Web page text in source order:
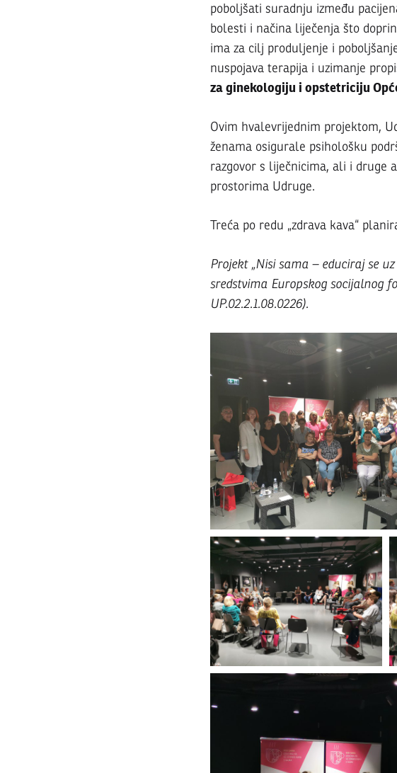
poboljšati suradnju između
bolesti i načina liječenja što
ima za cilj produljenje i
nuspojava terapija i uzimanje
za ginekologiju i opstetriciju
Ovim hvalevrijednim projektom,
ženama osigurale psihološku
razgovor s liječnicima, ali i druge
prostorima Udruge.
Treća po redu „zdrava kava“
Projekt „Nisi sama – educiraj se
sredstvima Europskog socijalnog
UP.02.2.1.08.0226).